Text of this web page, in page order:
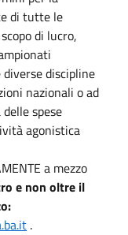
di tutte le
di lucro,
discipline
nazionali o ad
spese
agonistica
a mezzo
e non oltre il
.